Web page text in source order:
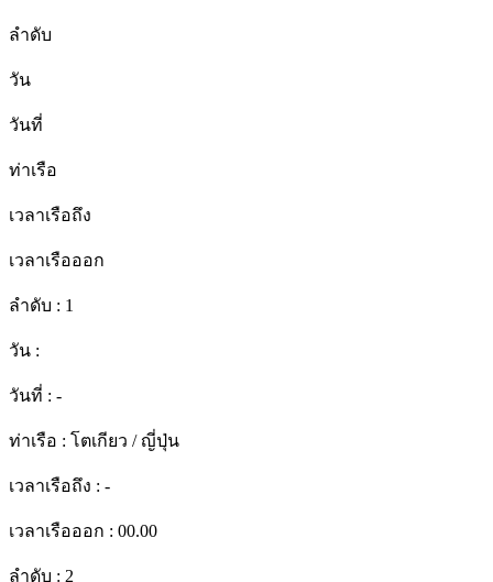
ลำดับ
วัน
วันที่
ท่าเรือ
เวลาเรือถึง
เวลาเรือออก
ลำดับ : 1
วัน :
วันที่ : -
ท่าเรือ : โตเกียว / ญี่ปุ่น
เวลาเรือถึง : -
เวลาเรือออก : 00.00
ลำดับ : 2